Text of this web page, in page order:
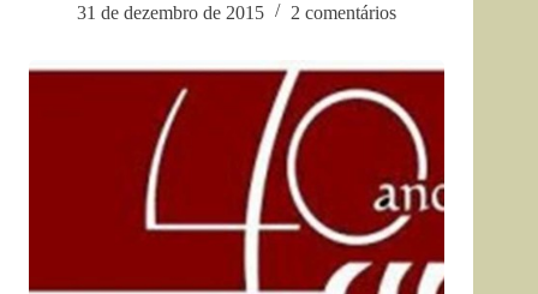
31 de dezembro de 2015
2 comentários